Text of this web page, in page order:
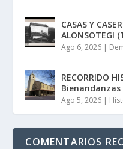
CASAS Y
ALONSOTEGI
Ago 6, 2026 |
RECORRIDO
Ago 5, 2026 |
COMENTARIOS